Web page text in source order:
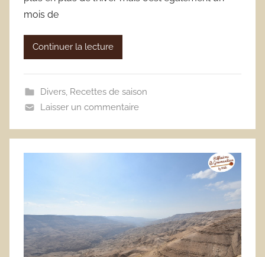
mois de
Continuer la lecture
Divers, Recettes de saison
Laisser un commentaire